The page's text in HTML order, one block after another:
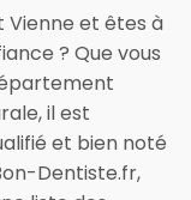
Vienne et êtes à
? Que vous
il est
et bien noté
Dentiste.fr,